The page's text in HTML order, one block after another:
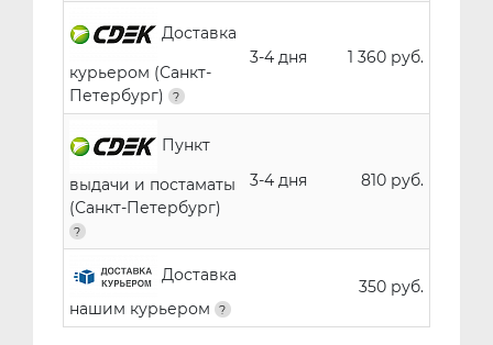
Доставка
курьером (Санкт-
Петербург)
3-4 дня 1 360 руб.
Пункт
выдачи и постаматы
(Санкт-Петербург)
3-4 дня 810 руб.
Доставка
нашим курьером
350 руб.